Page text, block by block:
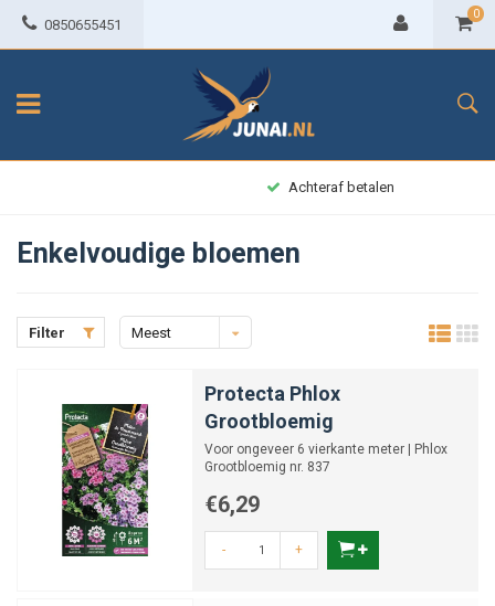
0850655451
0
Achteraf betalen
Enkelvoudige bloemen
Filter
Meest
Protecta Phlox
Grootbloemig
Voor ongeveer 6 vierkante meter | Phlox
Grootbloemig nr. 837
€6,29
- +